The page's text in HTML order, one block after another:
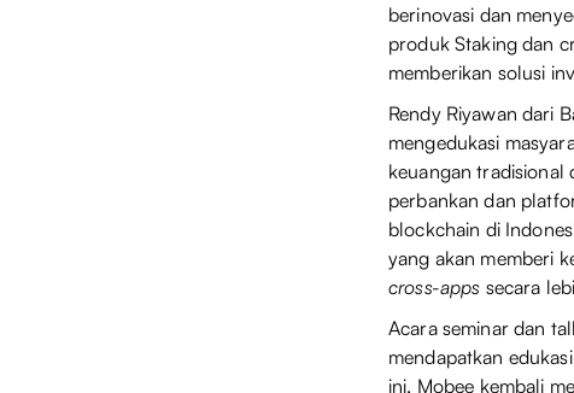
berinovasi dan
produk Staking dan
memberikan solusi
Rendy Riyawan dari
mengedukasi
keuangan tradisional
perbankan dan
blockchain di
yang akan memberi
cross-apps secara
Acara seminar dan
mendapatkan
ini, Mobee kembali